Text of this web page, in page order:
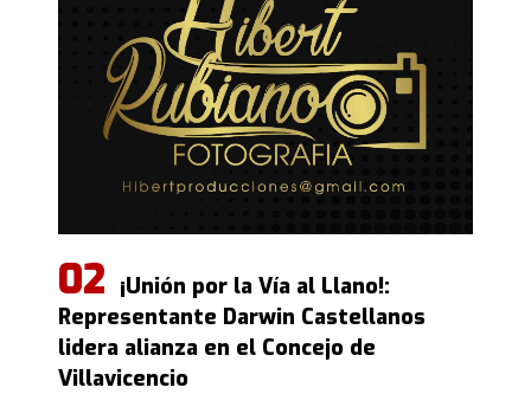
¡Unión por la Vía al Llano!:
Representante Darwin Castellanos
lidera alianza en el Concejo de
Villavicencio